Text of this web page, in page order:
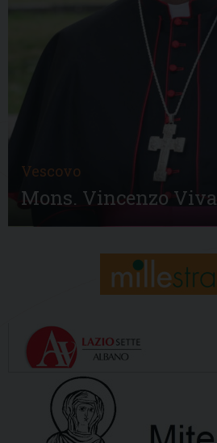
Vescovo
Mons. Vincenzo Viva